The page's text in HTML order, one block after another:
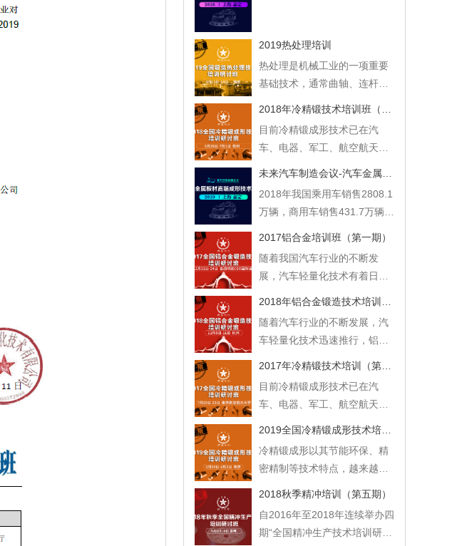
2019热处理培训
热处理是机械工业的一项重要
基础技术，通常曲轴、连杆、
于充分发挥金属材料的性能潜
力，提高产品的内在质量，节
约材料，减少能耗，延长产品
的使用寿命，提高经济效益都
具有十分重要的意义。 为了更
求，中心定于2019年4月11
-14日在南京举办（总第一期）
2019全国锻造热处理技术培训
研讨班。 欢迎各相关企业积极
参加！
目前冷精锻成形技术已在汽
车、电器、军工、航空航天、
中不可缺少的重要加工手段之
一。 由于国家的锻造业重设
备、轻工艺的现象仍然存在，
加速了从业人员的老龄化，高
端锻造技术人才严重匮乏。自
技术培训研讨班”以来，得到了
广大企业的积极参与和认可，
为更好的满足企业对人才培养
的需求，我单位定于2018年6
月28日-7月1日在杭州举办
2018全国冷精锻成形技术培训
2018年我国乘用车销售2808.1
万辆，商用车销售431.7万辆。
的阶段。产品质量、服务体系
等将成为市场的试金石。作为
极为重要的金属板材成形零
件，如何提高品质成为行业的
热点和焦点。本次论坛的大咖
花，让我们拭目以待！
2017铝合金培训班（第一期）
随着我国汽车行业的不断发
展，汽车轻量化技术有着日新
来越多的高端汽车零部件所青
睐。为更好的满足企业对该领
域人才培养的需求，定于2017
年12月21-24日在合肥举办
2017年度全国铝合金锻造技术
随着汽车行业的不断发展，汽
车轻量化技术迅速推行，铝合
端车型，产品要求和市场需求
均大幅提升。 我中心2017年举
办了首期“全国铝合金锻造技术
培训研讨班”得到了广大锻造零
部件企业的积极参与和认可。
养的需求，中心定于2018年11
月8 -11日在杭州举办（总第二
期）2018全国铝合金锻造技术
目前冷精锻成形技术已在汽
车、电器、军工、航空航天、
中不可缺少的重要加工手段之
一。 由于国家的锻造业重设
备、轻工艺的现象仍然存在，
加速了从业人员的老龄化，高
端锻造技术人才严重匮乏，为
冷精锻成形以其节能环保、精
密精制等技术特点，越来越多
显的成本和质量优势，但工
艺、模具、装备、材料、润滑
2018秋季精冲培训（第五期）
自2016年至2018年连续举办四
期“全国精冲生产技术培训研讨